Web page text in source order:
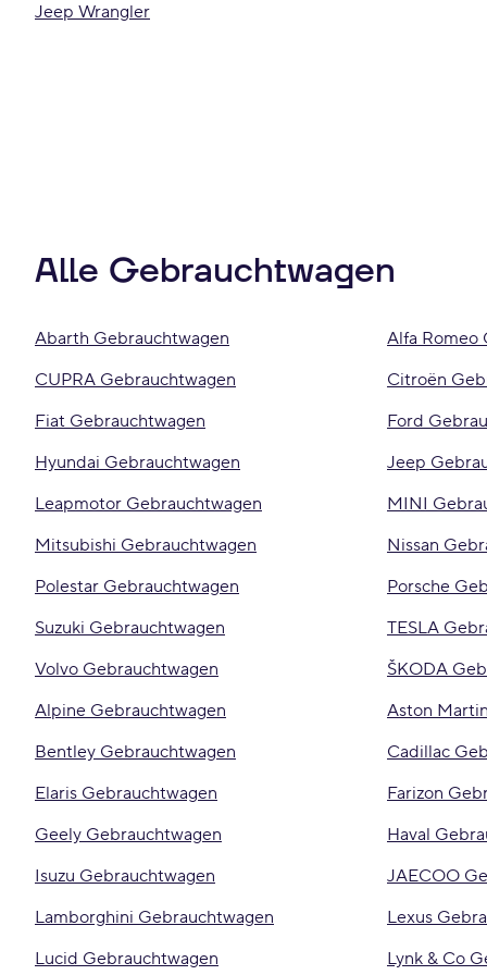
Jeep Wrangler
Alle Gebrauchtwagen
Abarth Gebrauchtwagen Alfa Romeo
CUPRA Gebrauchtwagen
Citroën
Fiat Gebrauchtwagen
Ford
Hyundai Gebrauchtwagen
Jeep
Leapmotor Gebrauchtwagen
MINI
Mitsubishi Gebrauchtwagen
Nissan
Polestar Gebrauchtwagen
Porsche
Suzuki Gebrauchtwagen
TESLA
Volvo Gebrauchtwagen
ŠKODA
Alpine Gebrauchtwagen
Aston
Bentley Gebrauchtwagen
Cadillac
Elaris Gebrauchtwagen
Farizon
Geely Gebrauchtwagen
Haval
Isuzu Gebrauchtwagen
JAECOO
Lamborghini Gebrauchtwagen
Lexus
Lucid Gebrauchtwagen
Lynk & Co